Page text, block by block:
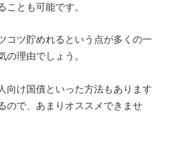
ことも可能です。
コツ貯めれるという点が多くの一
理由でしょう。
向け国債といった方法もあります
ので、あまりオススメできませ